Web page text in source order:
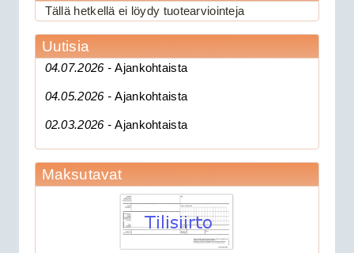
189.00€
Clifford 330X1 C...
CAN 3903V autohälytin +
ultraääniliikeilmaisin DEI 509U
Tällä hetkellä ei löydy tuotearviointeja
Uutisia
04.07.2026 -Ajankohtaista
04.05.2026 -Ajankohtaista
02.03.2026 -Ajankohtaista
Maksutavat